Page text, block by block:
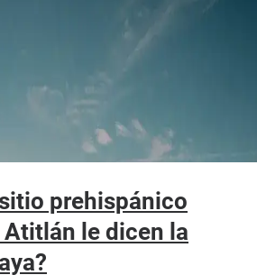
prehispánico
Atitlán le dicen la